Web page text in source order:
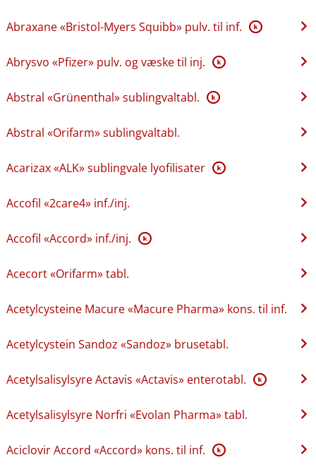
Abraxane «Bristol-Myers Squibb» pulv. til inf. K
Abrysvo «Pfizer» pulv. og væske til inj. K
Abstral «Grünenthal» sublingvaltabl. K
Abstral «Orifarm» sublingvaltabl.
Acarizax «ALK» sublingvale lyofilisater K
Accofil «2care4» inf.​/​inj.
Accofil «Accord» inf.​/​inj. K
Acecort «Orifarm» tabl.
Acetylcysteine Macure «Macure Pharma» kons. til inf.
Acetylcystein Sandoz «Sandoz» brusetabl.
Acetylsalisylsyre Actavis «Actavis» enterotabl. K
Acetylsalisylsyre Norfri «Evolan Pharma» tabl.
Aciclovir Accord «Accord» kons. til inf. K